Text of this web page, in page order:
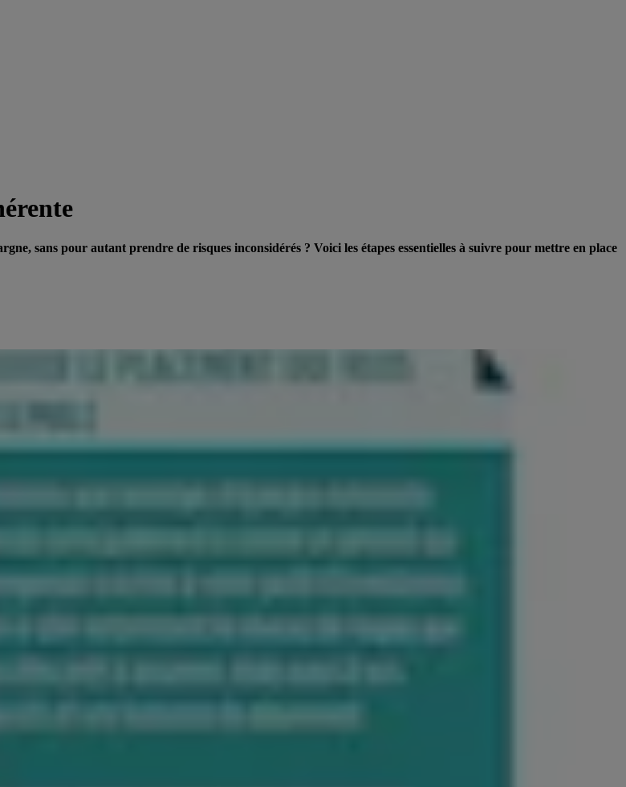
sans pour autant prendre de risques inconsidérés ? Voici les étapes essentielles à suivre pour mettre en place